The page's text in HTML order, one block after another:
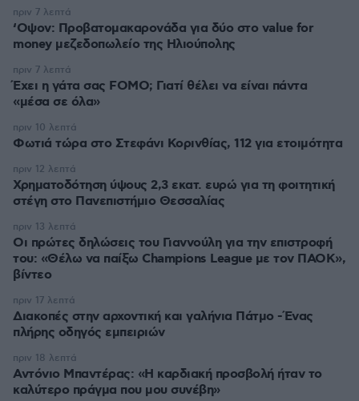
‘Οψον: Προβατομακαρονάδα για δύο στο value for
money μεζεδοπωλείο της Ηλιούπολης
πριν 7 λεπτά
Έχει η γάτα σας FOMO; Γιατί θέλει να είναι πάντα
«μέσα σε όλα»
πριν 7 λεπτά
Φωτιά τώρα στο Στεφάνι Κορινθίας, 112 για ετοιμότητα
πριν 10 λεπτά
Χρηματοδότηση ύψους 2,3 εκατ. ευρώ για τη φοιτητική
στέγη στο Πανεπιστήμιο Θεσσαλίας
πριν 12 λεπτά
Οι πρώτες δηλώσεις του Γιαννούλη για την επιστροφή
του: «Θέλω να παίξω Champions League με τον ΠΑΟΚ»,
βίντεο
πριν 13 λεπτά
Διακοπές στην αρχοντική και γαλήνια Πάτμο -Ένας
πλήρης οδηγός εμπειριών
πριν 17 λεπτά
Αντόνιο Μπαντέρας: «Η καρδιακή προσβολή ήταν το
καλύτερο πράγμα που μου συνέβη»
πριν 18 λεπτά